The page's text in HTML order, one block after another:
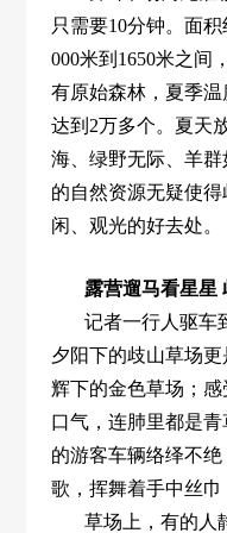
只需要10分钟。面
000米到1650米之间
有原始森林，夏季
达到2万多个。夏天
海、绿野无际、羊
的自然资源无疑使
闲、观光的好去处。
露营遛马看星星
记者一行人驱车
夕阳下的歧山草场
辉下的金色草场；
口气，连肺里都是
的游客车辆络绎不
歌，挥舞着手中丝
草场上，有的人